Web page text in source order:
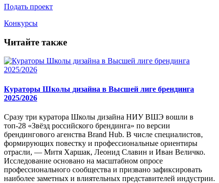
Подать проект
Конкурсы
Читайте также
Кураторы Школы дизайна в Высшей лиге брендинга
2025/2026
Сразу три куратора Школы дизайна НИУ ВШЭ вошли в
топ-28 «Звёзд российского брендинга» по версии
брендингового агенства Brand Hub. В числе специалистов,
формирующих повестку и профессиональные ориентиры
отрасли, — Митя Харшак, Леонид Славин и Иван Величко.
Исследование основано на масштабном опросе
профессионального сообщества и призвано зафиксировать
наиболее заметных и влиятельных представителей индустрии.